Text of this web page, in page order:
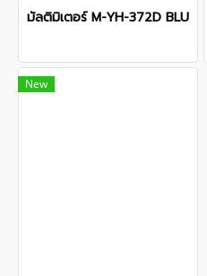
มัลติมิเตอร์ M-YH-372D BLU
New